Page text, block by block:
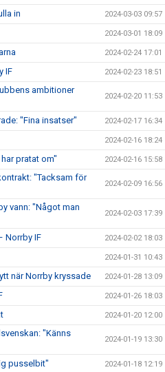
in 2024-03-03 09:57
2024-03-01 18:09
2024-02-24 17:01
IF 2024-02-23 18:51
ambitioner
2024-02-20 11:53
"Fina insatser" 2024-02-17 16:34
2024-02-16 18:24
pratat om" 2024-02-16 15:58
"Tacksam för
2024-02-09 16:56
vann: "Något man
2024-02-03 17:39
Norrby IF 2024-02-02 18:03
2024-01-31 10:43
när Norrby kryssade 2024-01-28 13:09
2024-01-26 18:03
2024-01-20 12:00
"Känns
2024-01-19 13:30
pusselbit" 2024-01-18 12:19